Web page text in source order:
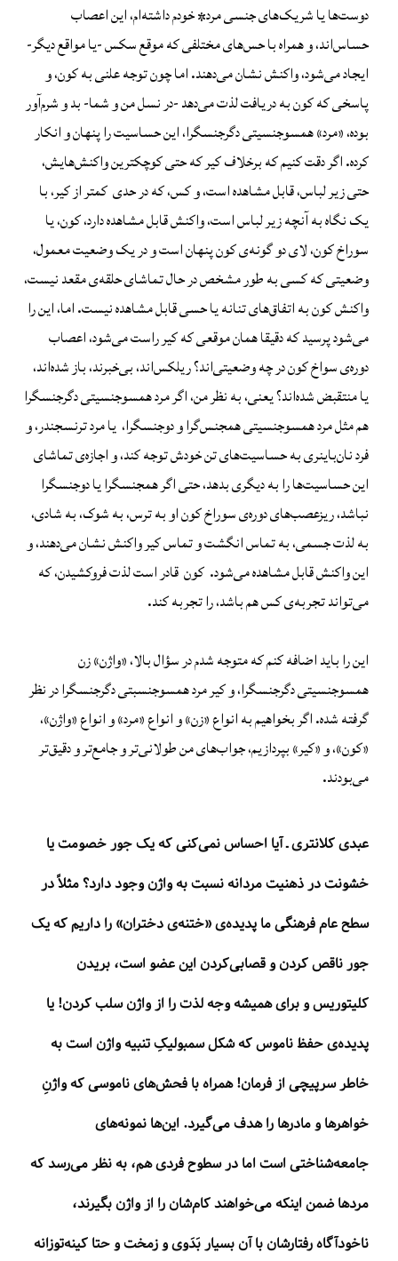
دوست‌ها یا شریک‌های جنسی مرد* خودم داشته‌ام، این اعصاب
حساس‌اند، و همراه با حس‌های مختلفی که موقع سکس -یا مواقع دیگر-
ایجاد می‌شود، واکنش نشان می‌دهند. اما چون توجه علنی به کون، و
پاسخی که کون به دریافت لذت می‌دهد -در نسل من و شما- بد و شرم‌‌آور
بوده، «مرد» همسوجنسیتی دگرجنسگرا، این حساسیت را پنهان و انکار
‌کرده. اگر دقت کنیم که برخلاف کیر که حتی کوچکترین واکنش‌هایش،
حتی زیر لباس، قابل مشاهده است، و کس، که در حدی کمتر از کیر، با
یک نگاه به آنچه زیر لباس است، واکنش قابل مشاهده دارد، کون، یا
سوراخ کون، لای دو گونه‌ی کون پنهان است و در یک وضعیت معمول،
وضعیتی که کسی به طور مشخص در حال تماشای حلقه‌ی مقعد نیست،
واکنش‌ کون به اتفاق‌های تنانه یا حسی قابل مشاهده نیست. اما، این را
می‌شود پرسید که دقیقا همان موقعی که کیر راست می‌شود، اعصاب
دوره‌ی سواخ کون در چه وضعیتی‌اند؟ ریلکس‌اند، بی‌خبرند، باز شده‌اند،
یا منتقبض‌ شده‌اند؟ یعنی، به نظر من، اگر مرد همسوجنسیتی دگرجنسگرا
هم مثل مرد همسوجنسیتی همجنس‌گرا و دوجنسگرا، یا مرد ترنسجندر، و
فرد نان‌باینری‌ به حساسیت‌های تن خودش توجه کند، و اجازه‌ی تماشای
این حساسیت‌ها را به دیگری بدهد، حتی اگر همجنسگرا یا دوجنسگرا
نباشد، ریزعصب‌های دوره‌ی سوراخ کون او به ترس، به شوک، به شادی،
به لذت جسمی، به تماس انگشت و تماس کیر واکنش نشان می‌دهند، و
این واکنش قابل مشاهده می‌شود. کون‌ قادر است لذت فروکشیدن، که
می‌تواند تجربه‌ی کس هم باشد، را تجربه کند.
این را باید اضافه کنم که متوجه شدم در سؤال بالا، «واژن» زن
همسوجنسیتی دگرجنسگرا، و کیر مرد همسوجنسبتی دگرجنسگرا در نظر
گرفته شده. اگر بخواهیم به انواع «زن» و انواع «مرد» و انواع «واژن»،
«کون»، و «کیر» بپردازیم، جواب‌های من طولانی‌تر و جامع‌تر و دقیق‌تر
می‌بودند.
عبدی کلانتری ـ آیا احساس نمی‌کنی که یک جور خصومت یا
خشونت در ذهنیت مردانه نسبت به واژن وجود دارد؟ مثلاً در
سطح عام فرهنگی ما پدیده‌ی «ختنه‌ی دختران» را داریم که یک
جور ناقص کردن و قصابی‌کردن این عضو است، بریدن
کلیتوریس و برای همیشه وجه لذت را از واژن سلب کردن! یا
پدیده‌ی حفظ ناموس که شکل سمبولیکِ تنبیه واژن است به
خاطر سرپیچی از فرمان! همراه با فحش‌های ناموسی که واژنِ
خواهرها و مادرها را هدف می‌گیرد. این‌ها نمونه‌های
جامعه‌شناختی است اما در سطوح فردی هم، به نظر می‌رسد که
مردها ضمن اینکه می‌خواهند کام‌شان را از واژن بگیرند،
ناخودآگاه رفتارشان با آن بسیار بَدَوی و زمخت و حتا کینه‌توزانه